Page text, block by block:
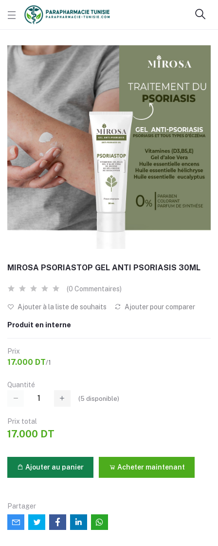
MIROSA PSORIASTOP GEL ANTI PSORIASIS 30ML
(0 Commentaires)
Ajouter à la liste de souhaits Ajouter pour comparer
Produit en interne
Prix
17.000 DT/1
Quantité
(5 disponible)
Prix ​​total
17.000 DT
Ajouter au panier Acheter maintenant
Partager